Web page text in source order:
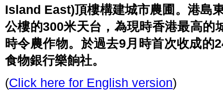
Island East)頂樓構建城市農圃。港島
公樓的300米天台，為現時香港最高的
時令農作物。於過去9月時首次收成的
食物銀行樂餉社。
(Click here for English version)